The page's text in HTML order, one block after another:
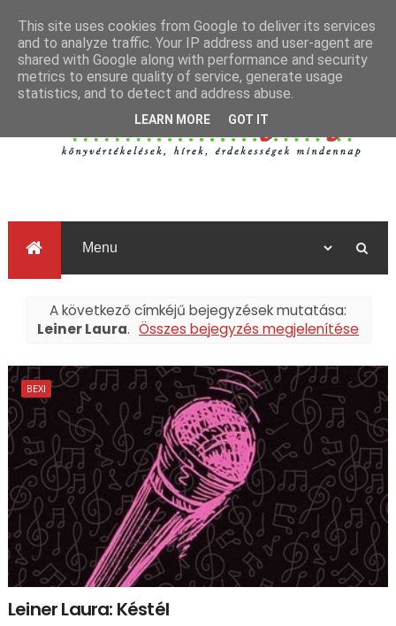
A következő címkéjű bejegyzések mutatása:
Leiner Laura. Összes bejegyzés megjelenítése
BEXI
Leiner Laura: Késtél
This site uses cookies from Google to deliver its services
and to analyze traffic. Your IP address and user-agent are
shared with Google along with performance and security
metrics to ensure quality of service, generate usage
statistics, and to detect and address abuse.
LEARN MORE GOT IT